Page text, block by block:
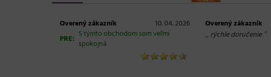
Overený zákazník
10. 04. 2026
PRE: S týmto obchodom som veľmi
spokojná
Overený zákazník
„ rýchle doručenie“